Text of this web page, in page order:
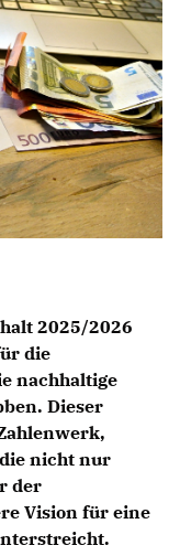
2025/2026
die
nachhaltige
Dieser
nicht nur
der
Vision für eine